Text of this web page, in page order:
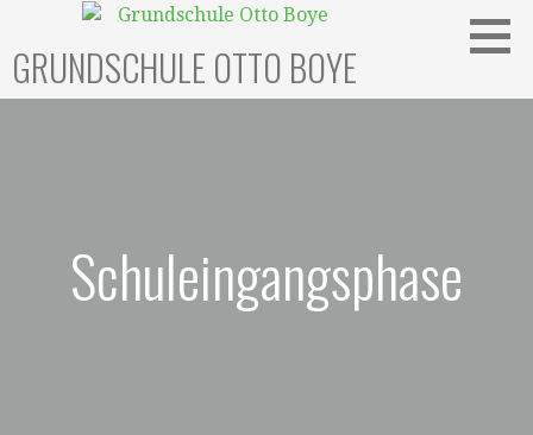
springen
GRUNDSCHULE OTTO BOYE
Schuleingangsphase